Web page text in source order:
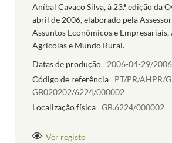
Aníbal Cavaco Silva, à 23.ª edição da
abril de 2006, elaborado pela
Assuntos Económicos e Empresariais,
Agrícolas e Mundo Rural.
Datas de produção
2006-04-29/
Código de referência
PT/PR/AHPR/
GB020202/6224/000002
Localização física GB.6224/000002
Ver registo